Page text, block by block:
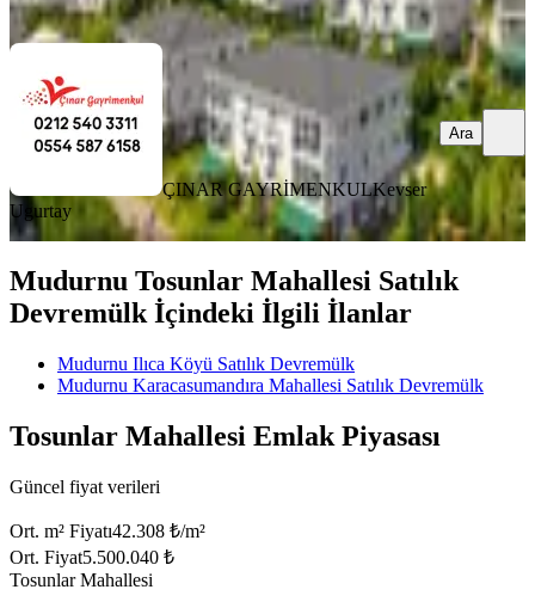
Ara
ÇINAR GAYRİMENKULKevser
Ugurtay
Ara
Mudurnu Tosunlar Mahallesi Satılık
Devremülk İçindeki İlgili İlanlar
Mudurnu Ilıca Köyü Satılık Devremülk
Mudurnu Karacasumandıra Mahallesi Satılık Devremülk
Tosunlar Mahallesi Emlak Piyasası
Güncel fiyat verileri
Ort. m² Fiyatı42.308 ₺/m²
Ort. Fiyat5.500.040 ₺
Tosunlar Mahallesi